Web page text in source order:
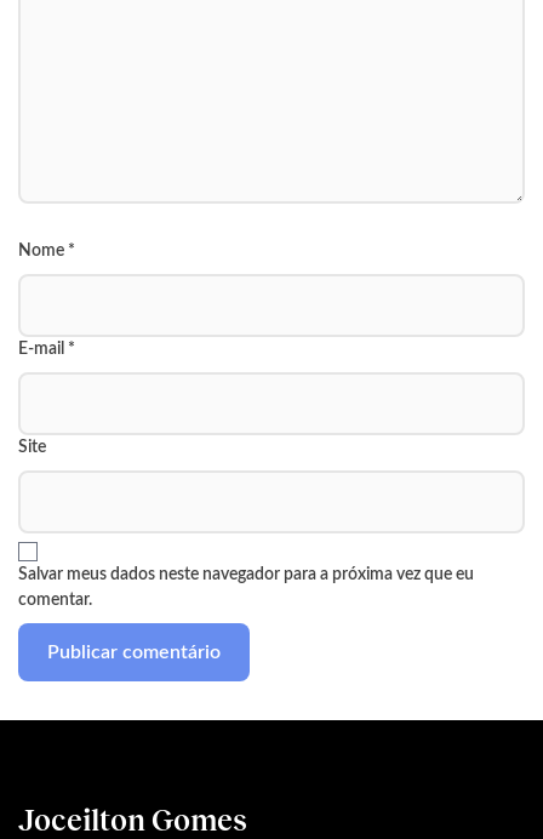
Nome *
E-mail *
Site
Salvar meus dados neste navegador para a próxima vez que eu
comentar.
Joceilton Gomes